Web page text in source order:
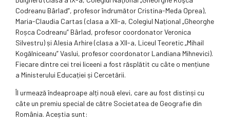
Codreanu Bârlad”, profesor îndrumător Cristina-Meda Oprea),
Maria-Claudia Cartas (clasa a XII-a, Colegiul Național „Gheorghe
Roșca Codreanu” Bârlad, profesor coordonator Veronica
Silvestru) și Alesia Arhire (clasa a XII-a, Liceul Teoretic „Mihail
Kogălniceanu” Vaslui, profesor coordonator Landiana Mihnevici).
Fiecare dintre cei trei liceeni a fost răsplătit cu câte o mențiune
a Ministerului Educației și Cercetării.
Îl urmează îndeaproape alți nouă elevi, care au fost distinși cu
câte un premiu special de către Societatea de Geografie din
România. Aceștia sunt: